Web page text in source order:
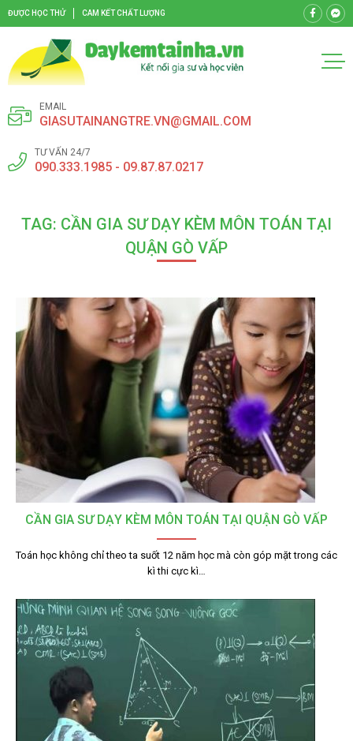
ĐƯỢC HỌC THỬ CAM KẾT CHẤT LƯỢNG
EMAIL
GIASUTAINANGTRE.VN@GMAIL.COM
TƯ VẤN 24/7
090.333.1985 - 09.87.87.0217
TAG: CẦN GIA SƯ DẠY KÈM MÔN TOÁN TẠI
QUẬN GÒ VẤP
CẦN GIA SƯ DẠY KÈM MÔN TOÁN TẠI QUẬN GÒ VẤP
Toán học không chỉ theo ta suốt 12 năm học mà còn góp mặt trong các
kì thi cực kì…